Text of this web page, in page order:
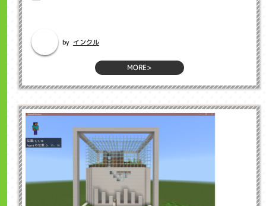
by インクル
MORE>